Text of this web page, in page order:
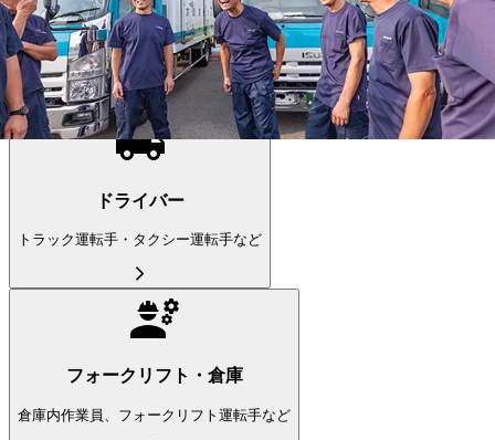
(22,209件）
職種から求人を探す
ドライバー
トラック運転手・タクシー運転手など
フォークリフト・倉庫
倉庫内作業員、フォークリフト運転手など